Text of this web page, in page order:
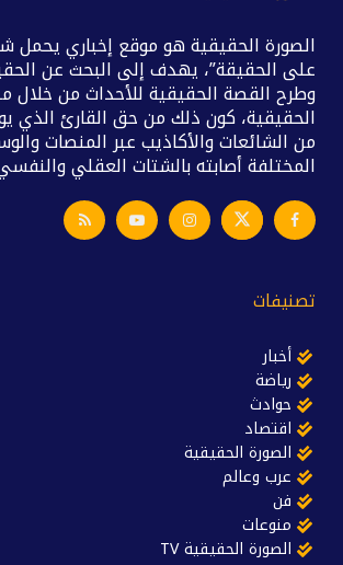
الصورة الحقيقية هو موقع إخباري يحمل
على الحقيقة”، يهدف إلى البحث عن
وطرح القصة الحقيقية للأحداث من خلال
الحقيقية، كون ذلك من حق القارئ الذي
من الشائعات والأكاذيب عبر المنصات
المختلفة أصابته بالشتات العقلي
تصنيفات
أخبار
رياضة
حوادث
اقتصاد
الصورة الحقيقية
عرب وعالم
فن
منوعات
الصورة الحقيقية TV